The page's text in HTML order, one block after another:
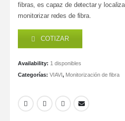
fibras, es capaz de detectar y
monitorizar redes de fibra.
COTIZAR
Availability: 1 disponibles
Categorías:VIAVI, Monitorización de fibra